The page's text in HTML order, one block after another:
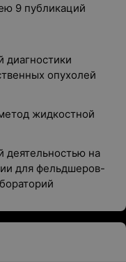
9 публикаций
диагностики
опухолей
жидкостной
деятельностью на
для фельдшеров-